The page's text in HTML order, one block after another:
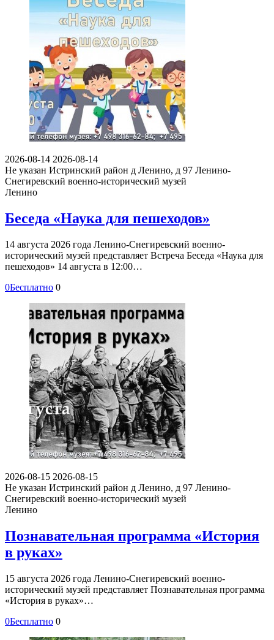
2026-08-14 2026-08-14
Не указан Истринский район д Ленино, д 97 Ленино-
Снегиревский военно-исторический музей
Ленино
Беседа «Наука для пешеходов»
14 августа 2026 года Ленино-Снегиревский военно-
исторический музей представляет Встреча Беседа «Наука для
пешеходов» 14 августа в 12:00…
0Бесплатно 0
2026-08-15 2026-08-15
Не указан Истринский район д Ленино, д 97 Ленино-
Снегиревский военно-исторический музей
Ленино
Познавательная программа «История
в руках»
15 августа 2026 года Ленино-Снегиревский военно-
исторический музей представляет Познавательная программа
«История в руках»…
0Бесплатно 0